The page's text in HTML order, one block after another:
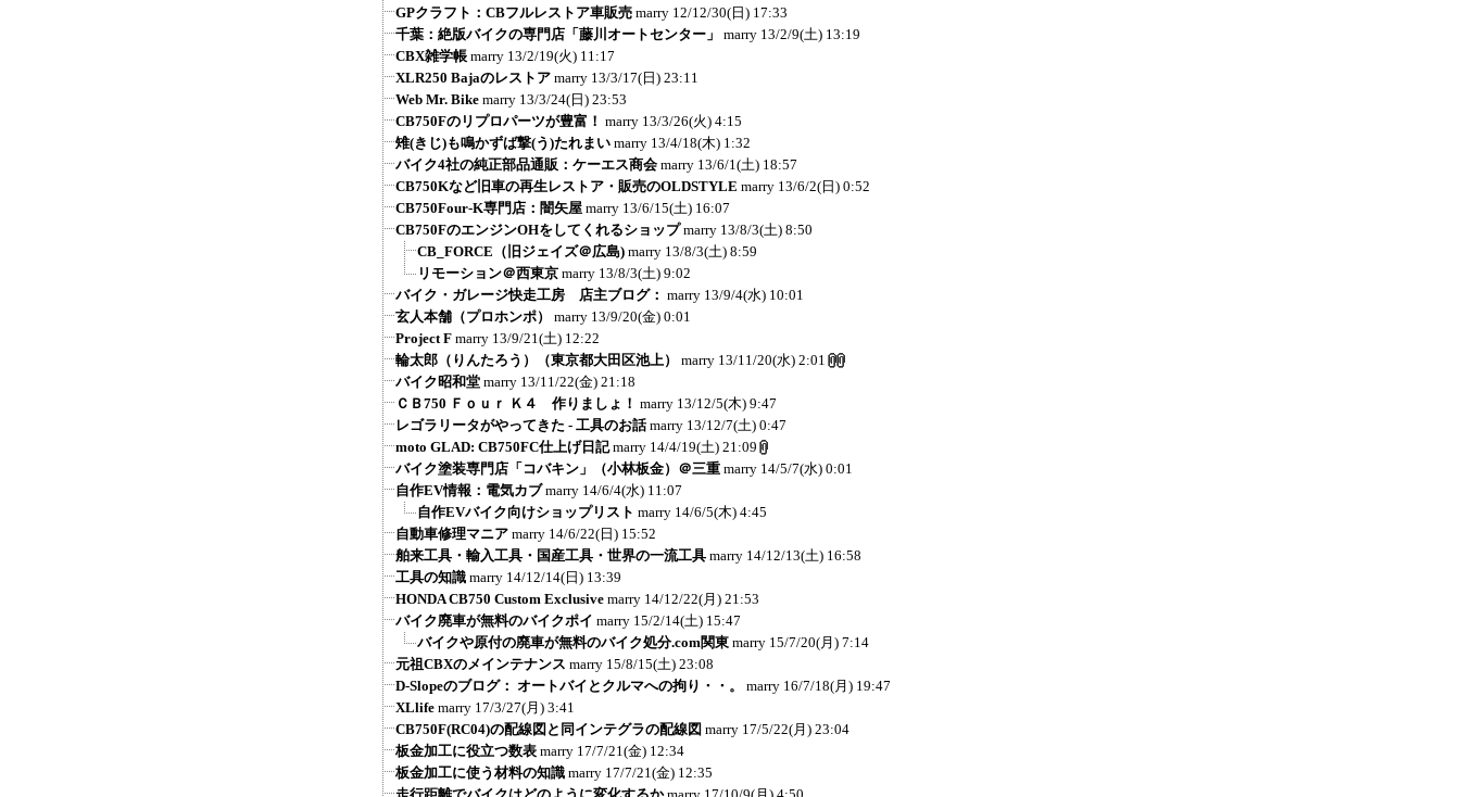
GPクラフト：CBフルレストア車販売 marry 12/12/30(日) 17:33
千葉：絶版バイクの専門店「藤川オートセンター」
marry 13/2/9(土) 13:19
CBX雑学帳 marry 13/2/19(火) 11:17
XLR250 Bajaのレストア marry 13/3/17(日) 23:11
Web Mr. Bike marry 13/3/24(日) 23:53
CB750Fのリプロパーツが豊富！ marry 13/3/26(火) 4:15
雉(きじ)も鳴かずば撃(う)たれまい marry 13/4/18(木) 1:32
バイク4社の純正部品通販：ケーエス商会 marry 13/6/1(土) 18:57
CB750Kなど旧車の再生レストア・販売のOLDSTYLE marry 13/6/2(日) 0:52
CB750Four-K専門店：闇矢屋 marry 13/6/15(土) 16:07
CB750FのエンジンOHをしてくれるショップ marry 13/8/3(土) 8:50
CB_FORCE（旧ジェイズ＠広島) marry 13/8/3(土) 8:59
リモーション＠西東京 marry 13/8/3(土) 9:02
バイク・ガレージ快走工房 店主ブログ： marry 13/9/4(水) 10:01
玄人本舗（プロホンポ）
marry 13/9/20(金) 0:01
Project F marry 13/9/21(土) 12:22
輪太郎（りんたろう）（東京都大田区池上）
marry 13/11/20(水) 2:01
バイク昭和堂 marry 13/11/22(金) 21:18
ＣＢ750 Ｆｏｕｒ Ｋ４ 作りましょ！ marry 13/12/5(木) 9:47
レゴラリータがやってきた - 工具のお話 marry 13/12/7(土) 0:47
moto GLAD: CB750FC仕上げ日記 marry 14/4/19(土) 21:09
バイク塗装専門店「コバキン」（小林板金）＠三重 marry 14/5/7(水) 0:01
自作EV情報：電気カブ marry 14/6/4(水) 11:07
自作EVバイク向けショップリスト marry 14/6/5(木) 4:45
自動車修理マニア marry 14/6/22(日) 15:52
舶来工具・輸入工具・国産工具・世界の一流工具 marry 14/12/13(土) 16:58
工具の知識 marry 14/12/14(日) 13:39
HONDA CB750 Custom Exclusive marry 14/12/22(月) 21:53
バイク廃車が無料のバイクポイ marry 15/2/14(土) 15:47
バイクや原付の廃車が無料のバイク処分.com関東 marry 15/7/20(月) 7:14
元祖CBXのメインテナンス marry 15/8/15(土) 23:08
D-Slopeのブログ： オートバイとクルマへの拘り・・。
marry 16/7/18(月) 19:47
XLlife marry 17/3/27(月) 3:41
CB750F(RC04)の配線図と同インテグラの配線図 marry 17/5/22(月) 23:04
板金加工に役立つ数表 marry 17/7/21(金) 12:34
板金加工に使う材料の知識 marry 17/7/21(金) 12:35